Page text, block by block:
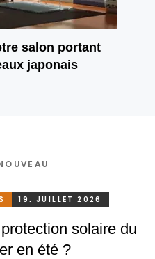
salon portant
japonais
19. JUILLET 2026
solaire du
en été ?